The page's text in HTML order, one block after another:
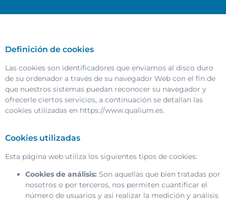
Definición de cookies
Las cookies son identificadores que enviamos al disco duro
de su ordenador a través de su navegador Web con el fin de
que nuestros sistemas puedan reconocer su navegador y
ofrecerle ciertos servicios, a continuación se detallan las
cookies utilizadas en https://www.qualium.es.
Cookies utilizadas
Esta página web utiliza los siguientes tipos de cookies:
Cookies de análisis: Son aquellas que bien tratadas por
nosotros o por terceros, nos permiten cuantificar el
número de usuarios y así realizar la medición y análisis